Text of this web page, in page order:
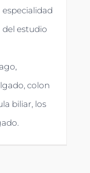
del estudio
colon
biliar, los